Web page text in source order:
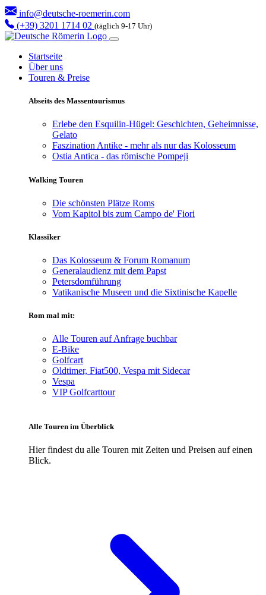
info@deutsche-roemerin.com
(+39) 3201 1714 02 (täglich 9-17 Uhr)
Startseite
Über uns
Touren & Preise
Abseits des Massentourismus
Erlebe den Esquilin-Hügel: Geschichten, Geheimnisse,
Gelato
Faszination Antike - mehr als nur das Kolosseum
Ostia Antica - das römische Pompeji
Walking Touren
Die schönsten Plätze Roms
Vom Kapitol bis zum Campo de' Fiori
Klassiker
Das Kolosseum & Forum Romanum
Generalaudienz mit dem Papst
Petersdomführung
Vatikanische Museen und die Sixtinische Kapelle
Rom mal mit:
Alle Touren auf Anfrage buchbar
E-Bike
Golfcart
Oldtimer, Fiat500, Vespa mit Sidecar
Vespa
VIP Golfcarttour
Alle Touren im Überblick
Hier findest du alle Touren mit Zeiten und Preisen auf einen
Blick.